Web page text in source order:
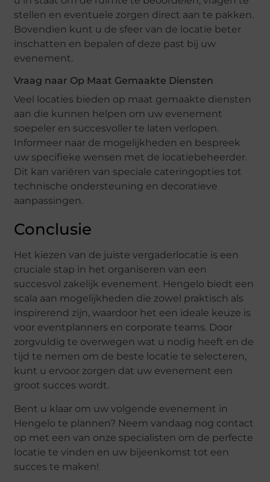
stellen en eventuele zorgen direct aan te pakken.
Bovendien kunt u de sfeer van de locatie beter
inschatten en bepalen of deze past bij uw
evenement.
Vraag naar Op Maat Gemaakte Diensten
Veel locaties bieden op maat gemaakte diensten
aan die kunnen helpen om uw evenement
soepeler en succesvoller te laten verlopen.
Informeer naar de mogelijkheden en bespreek
uw specifieke wensen met de locatiebeheerder.
Dit kan variëren van speciale cateringopties tot
technische ondersteuning en decoratieve
aanpassingen.
Conclusie
Het kiezen van de juiste vergaderlocatie is een
cruciale stap in het organiseren van een
succesvol zakelijk evenement. Hengelo biedt een
scala aan mogelijkheden die zowel praktisch als
inspirerend zijn, waardoor het een ideale keuze is
voor eventplanners en corporate teams. Door
zorgvuldig te overwegen wat u nodig heeft en de
tijd te nemen om de beste locatie te selecteren,
kunt u ervoor zorgen dat uw evenement een
groot succes wordt.
Bent u klaar om uw volgende evenement in
Hengelo te plannen? Neem vandaag nog contact
op met een van onze specialisten om de perfecte
locatie te vinden en uw bijeenkomst tot een
succes te maken!